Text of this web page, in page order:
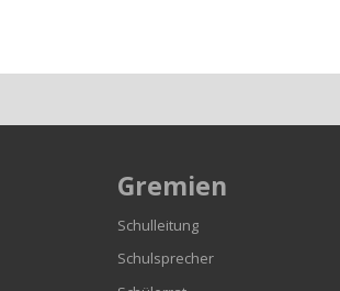
Gremien
Schulleitung
Schulsprecher